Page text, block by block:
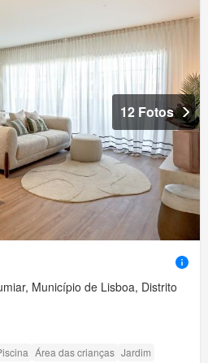
12 Fotos
Município de Lisboa, Distrito
Área das crianças Jardim